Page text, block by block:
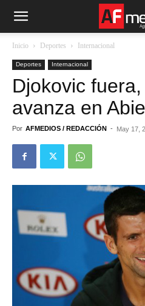
Inicio Deportes Internacional
Deportes Internacional
Djokovic
avanza en
Por AFMEDIOS / REDACCIÓN - May 17,